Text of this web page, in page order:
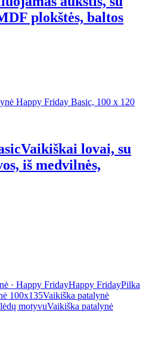
plokštės, baltos
Vaikiškai lovai, su
iš medvilnės,
· Happy FridayHappy FridayPilka
100x135Vaikiška patalynė
motyvuVaikiška patalynė